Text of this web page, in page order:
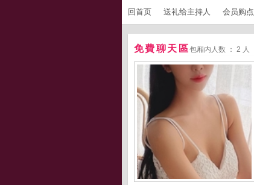
回首页 送礼给主持人 会员购点
免費聊天區包厢内人数 ： 2 人